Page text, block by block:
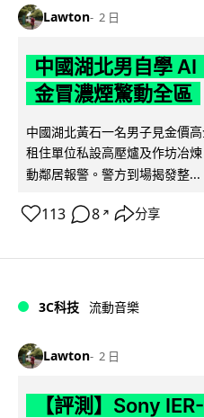
Lawton 2 日
中國湖北男自學
金冒濃煙驚動全區
中國湖北黃石一名男子見金價
租住單位私設高壓爐及作坊冶
動鄰居報警。警方到場揭發整...
113 8 ↗ 分享
3C科技 流動音樂
Lawton 2 日
【評測】Sony